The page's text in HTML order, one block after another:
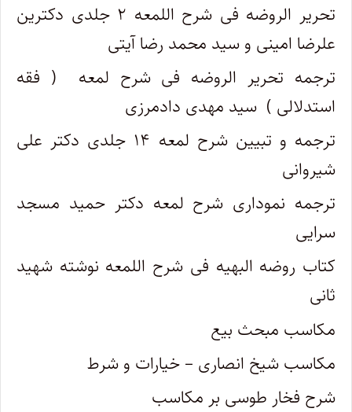
تحریر الروضه فی شرح اللمعه ۲ جلدی دکترین
علرضا امینی و سید محمد رضا آیتی
ترجمه تحریر الروضه فی شرح لمعه ( فقه
استدلالی ) سید مهدی دادمرزی
ترجمه و تبیین شرح لمعه ۱۴ جلدی دکتر علی
شیروانی
ترجمه نموداری شرح لمعه دکتر حمید مسجد
سرایی
کتاب روضه البهیه فی شرح اللمعه نوشته شهید
ثانی
مکاسب مبحث بیع
مکاسب شیخ انصاری – خیارات و شرط
شرح فخار طوسی بر مکاسب